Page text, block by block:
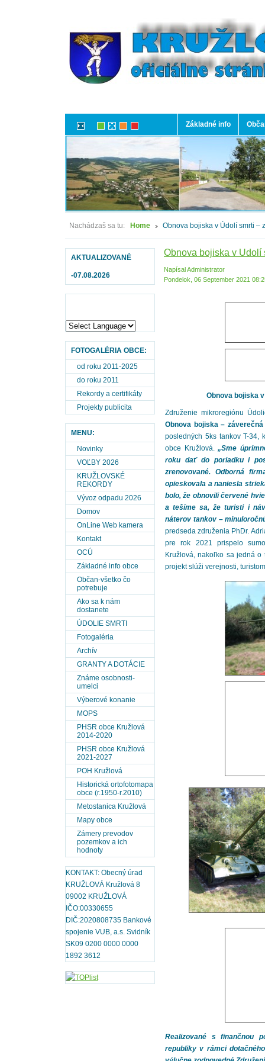
Základné info
Nachádzaš sa tu: Home Obnova bojiska v Údolí smrti –
AKTUALIZOVANÉ
-07.08.2026
FOTOGALÉRIA OBCE:
od roku 2011-2025
do roku 2011
Rekordy a certifikáty
Projekty publicita
MENU:
Novinky
VOĽBY 2026
KRUŽLOVSKÉ
REKORDY
Vývoz odpadu 2026
Domov
OnLine Web kamera
Kontakt
OCÚ
Základné info obce
Občan-všetko čo
potrebuje
Ako sa k nám
dostanete
ÚDOLIE SMRTI
Fotogaléria
Archív
GRANTY A DOTÁCIE
Známe osobnosti-
umelci
Výberové konanie
MOPS
PHSR obce Kružlová
2014-2020
PHSR obce Kružlová
2021-2027
POH Kružlová
Historická ortofotomapa
obce (r.1950-r.2010)
Metostanica Kružlová
Mapy obce
Zámery prevodov
pozemkov a ich
hodnoty
KONTAKT: Obecný úrad
KRUŽLOVÁ Kružlová 8
09002 KRUŽLOVÁ
IČO:00330655
DIČ:2020808735 Bankové
spojenie VUB, a.s. Svidník
SK09 0200 0000 0000
1892 3612
Obnova bojiska v Údolí
Napísal Administrator
Pondelok, 06 September 2021
Obnova bojiska
Združenie mikroregiónu
Obnova bojiska – záverečná
posledných 5ks tankov T-34,
obce Kružlová. „Sme
roku dať do poriadku i
zrenovované. Odborná
opieskovala a naniesla
bolo, že obnovili červené
a tešíme sa, že turisti i
náterov tankov –
predseda združenia PhDr.
pre rok 2021 prispelo
Kružlová, nakoľko sa jedná o
projekt slúži verejnosti,
Realizované s finančnou
republiky v rámci